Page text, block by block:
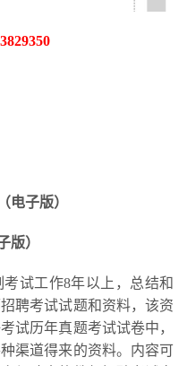
3829350
（电子版）
版）
考试工作8年以上，总结和
聘考试试题和资料，该资
试历年真题考试试卷中，
渠道得来的资料。内容可